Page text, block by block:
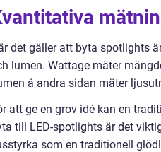
det gäller att byta spotlights
lumen. Wattage mäter
å andra sidan mäter
att ge en grov idé kan en
till LED-spotlights är det
som en traditionell